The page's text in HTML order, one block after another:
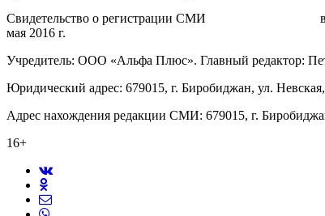
Свидетельство о регистрации СМИ
мая 2016 г.
Учредитель: ООО «Альфа Плюс». Главный редактор:
Юридический адрес: 679015, г. Биробиджан, ул.
Адрес нахождения редакции СМИ: 679015, г.
16+